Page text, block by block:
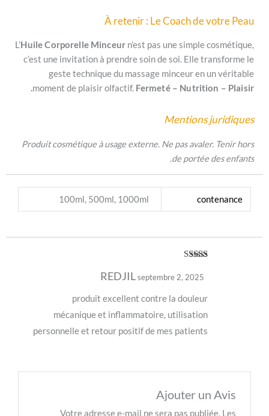
À retenir : Le Coach de
L’Huile Corporelle Minceurn’est pas une
c’est une invitation à prendre soin de soi. Elle
geste technique du massage minceur
moment de plaisir olfactif.Fermeté –
Produit cosmétique à usage externe. Ne pas
de
100ml, 500ml, 1000ml
REDJILseptembre 2, 2025
produit excellent contre la douleur
mécanique et inflammatoire, utilisation
personnelle et retour positif de mes patients
Ajouter
Votre adresse e-mail ne sera pas